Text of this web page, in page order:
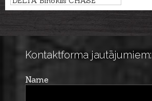
12x50 ED
Kontaktforma jautājumiem:
Name